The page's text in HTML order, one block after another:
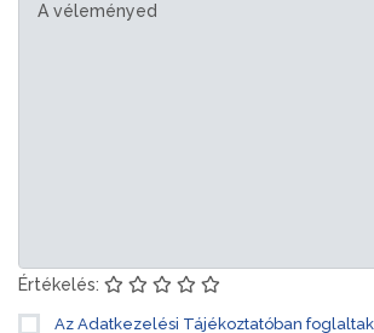
Értékelés:
Az Adatkezelési Tájékoztatóban